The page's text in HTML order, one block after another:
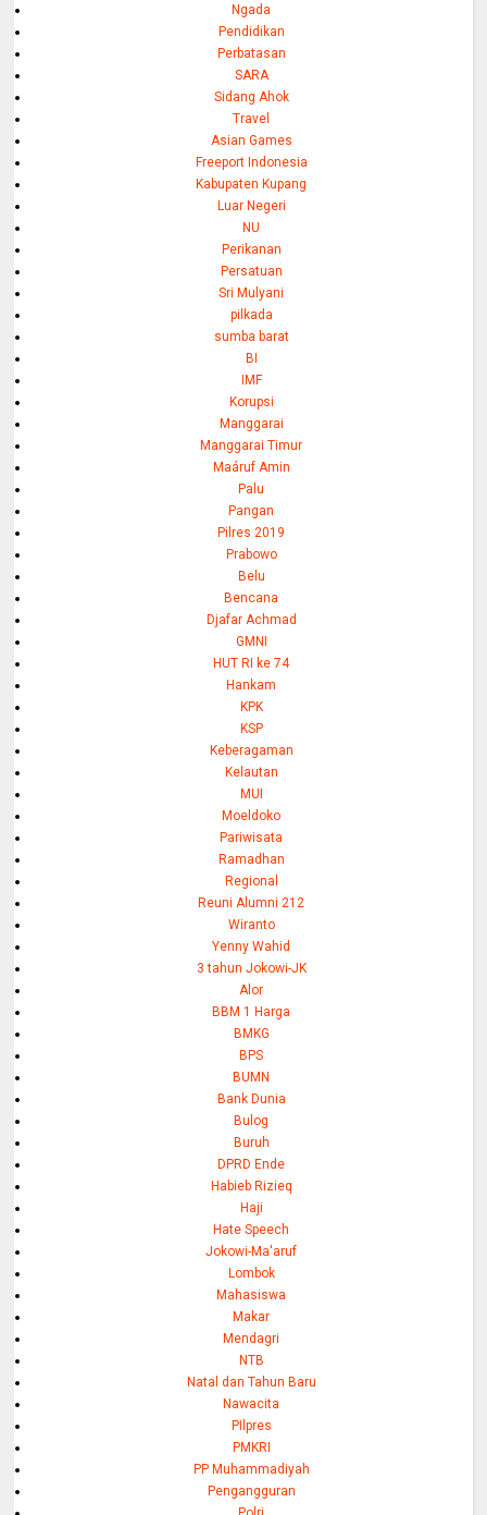
Ngada
Pendidikan
Perbatasan
SARA
Sidang Ahok
Travel
Asian Games
Freeport Indonesia
Kabupaten Kupang
Luar Negeri
NU
Perikanan
Persatuan
Sri Mulyani
pilkada
sumba barat
BI
IMF
Korupsi
Manggarai
Manggarai Timur
Maáruf Amin
Palu
Pangan
Pilres 2019
Prabowo
Belu
Bencana
Djafar Achmad
GMNI
HUT RI ke 74
Hankam
KPK
KSP
Keberagaman
Kelautan
MUI
Moeldoko
Pariwisata
Ramadhan
Regional
Reuni Alumni 212
Wiranto
Yenny Wahid
3 tahun Jokowi-JK
Alor
BBM 1 Harga
BMKG
BPS
BUMN
Bank Dunia
Bulog
Buruh
DPRD Ende
Habieb Rizieq
Haji
Hate Speech
Jokowi-Ma'aruf
Lombok
Mahasiswa
Makar
Mendagri
NTB
Natal dan Tahun Baru
Nawacita
PIlpres
PMKRI
PP Muhammadiyah
Pengangguran